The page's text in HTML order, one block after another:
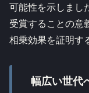
可能性を示しまし
受賞することの意
相乗効果を証明す
幅広い世代